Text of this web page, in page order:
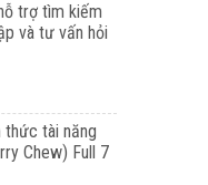
trợ tìm kiếm
và tư vấn hỏi
thức tài năng
Chew) Full 7